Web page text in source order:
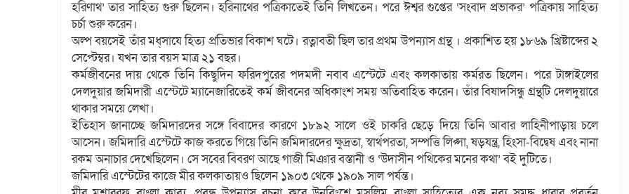
হরিণাথ’ তার সাহিত্য গুরু ছিলেন। হরিনাথের পত্রিকাতেই তিনি লিখতেন। পরে ঈশ্বর গুপ্তের ‘সংবাদ প্রভাকর’ পত্রিকায় সাহিত্য
চর্চা শুরু করেন।
অল্প বয়সেই তাঁর মধ্সাযে হিত্য প্রতিভার বিকাশ ঘটে। রত্নাবতী ছিল তার প্রথম উপন্যাস গ্রন্থ । প্রকাশিত হয় ১৮৬৯ খ্রিষ্টাব্দের ২
সেপ্টেম্বর। যখন তার বয়স মাত্র ২১ বছর।
কর্মজীবনের দায় থেকে তিনি কিছুদিন ফরিদপুরের পদমদী নবাব এস্টেটে এবং কলকাতায় কর্মরত ছিলেন। পরে টাঙ্গাইলের
দেলদুয়ার জমিদারী এস্টেটে ম্যানেজারিতেই কর্ম জীবনের অধিকাংশ সময় অতিবাহিত করেন। তাঁর বিষাদসিন্ধু গ্রন্থটি দেলদুয়ারে
থাকার সময়ে লেখা।
ইতিহাস জানাচ্ছে জমিদারদের সঙ্গে বিবাদের কারণে ১৮৯২ সালে ওই চাকরি ছেড়ে দিয়ে তিনি আবার লাহিনীপাড়ায় চলে
আসেন। জমিদারি এস্টেটে কাজ করতে গিয়ে তিনি জমিদারদের ক্ষুদ্রতা, স্বার্থপরতা, সম্পত্তি লিপ্সা, ষড়যন্ত্র, হিংসা-বিদ্বেষ এবং নানা
রকম অনাচার দেখেছিলেন। সে সবের বিবরণ আছে গাজী মিঞার বস্তানী ও ‘উদাসীন পথিকের মনের কথা’ বই দুটিতে।
জমিদারি এস্টেটের কাজে মীর কলকাতায়ও ছিলেন ১৯০৩ থেকে ১৯০৯ সাল পর্যন্ত।